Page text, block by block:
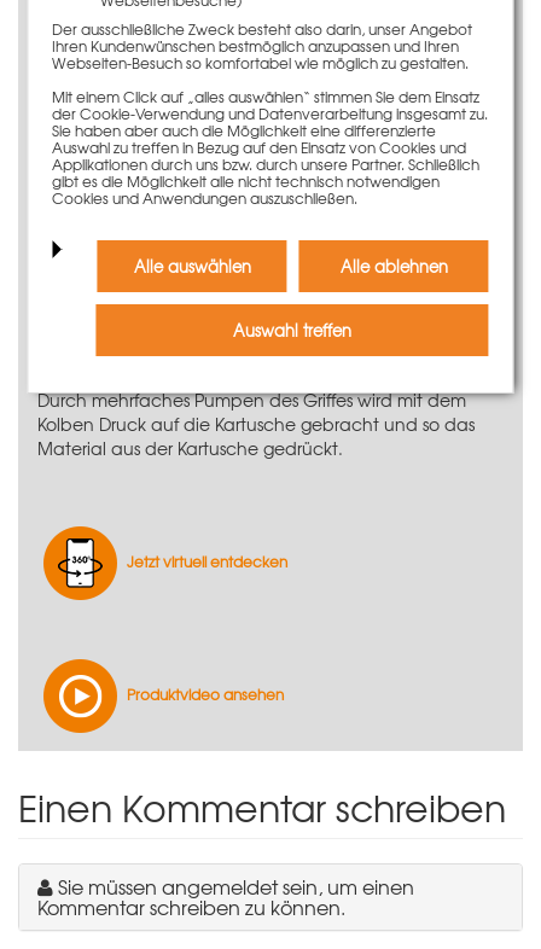
Einfache, schnelle und exakte Bedienung
Passend für 310 ml Kartuschen
Anwendungsinformationen
Die Kartuschenpresse für PASCHAL
Fugendichtungsmasse 310 ml dient dazu, diePASCHAL
Fugendichtungsmasseauf der richtigen Stelle und in der
richtigen Menge auftragen zu können.
kann die Spitze wieder auf die Kartusche geschraubt
und mit einem Messer schräg abgeschnitten werden.
Die Breite der Tülle sollte dabei ungefähr der Breite des
gewünschten Auftrags entsprechen.
Um die Kartusche einzulegen, muss die Presse erst
Durch mehrfaches Pumpen des Griffes wird mit dem
Kolben Druck auf die Kartusche gebracht und so das
Material aus der Kartusche gedrückt.
Jetzt virtuell entdecken
Produktvideo ansehen
Einen Kommentar schreiben
Sie müssen angemeldet sein, um einen
Kommentar schreiben zu können.
Der ausschließliche Zweck besteht also darin, unser Angebot
Ihren Kundenwünschen bestmöglich anzupassen und Ihren
Webseiten-Besuch so komfortabel wie möglich zu gestalten.
Mit einem Click auf „alles auswählen“ stimmen Sie dem Einsatz
der Cookie-Verwendung und Datenverarbeitung insgesamt zu.
Sie haben aber auch die Möglichkeit eine differenzierte
Auswahl zu treffen in Bezug auf den Einsatz von Cookies und
Applikationen durch uns bzw. durch unsere Partner. Schließlich
gibt es die Möglichkeit alle nicht technisch notwendigen
Cookies und Anwendungen auszuschließen.
Alle auswählen Alle ablehnen
Auswahl treffen